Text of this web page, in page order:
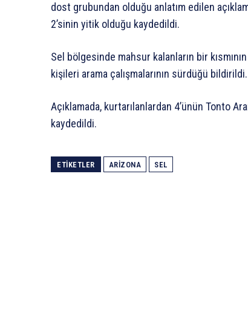
dost grubundan olduğu anlatım edilen
2’sinin yitik olduğu kaydedildi.
Sel bölgesinde mahsur kalanların bir
kişileri arama çalışmalarının sürdüğü bildirildi.
Açıklamada, kurtarılanlardan 4’ünün Tonto
kaydedildi.
ETIKETLER ARIZONA SEL